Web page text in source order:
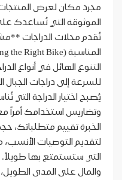
مجرد مكان لعرض
الموثوقة التي تُساعدك على
تُقدم محلات الدراجات
التنوع الهائل في أنواع
للسرعة إلى دراجات
يُصبح اختيار الدراجة
وتضاريس استخدامك أمراً
الخبرة تقييم متطلباتك،
لتقديم التوصيات الأنسب،
التي ستستمتع بها
والمال على المدى